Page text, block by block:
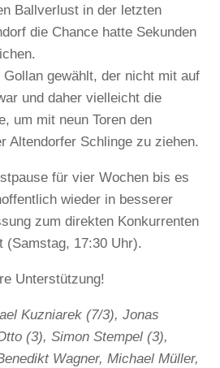
Ballverlust in der letzten
die Chance hatte Sekunden
gewählt, der nicht mit auf
und daher vielleicht die
um mit neun Toren den
Altendorfer Schlinge zu ziehen.
für vier Wochen bis es
wieder in besserer
zum direkten Konkurrenten
(Samstag, 17:30 Uhr).
Unterstützung!
Kuzniarek (7/3), Jonas
(3), Simon Stempel (3),
Wagner, Michael Müller,